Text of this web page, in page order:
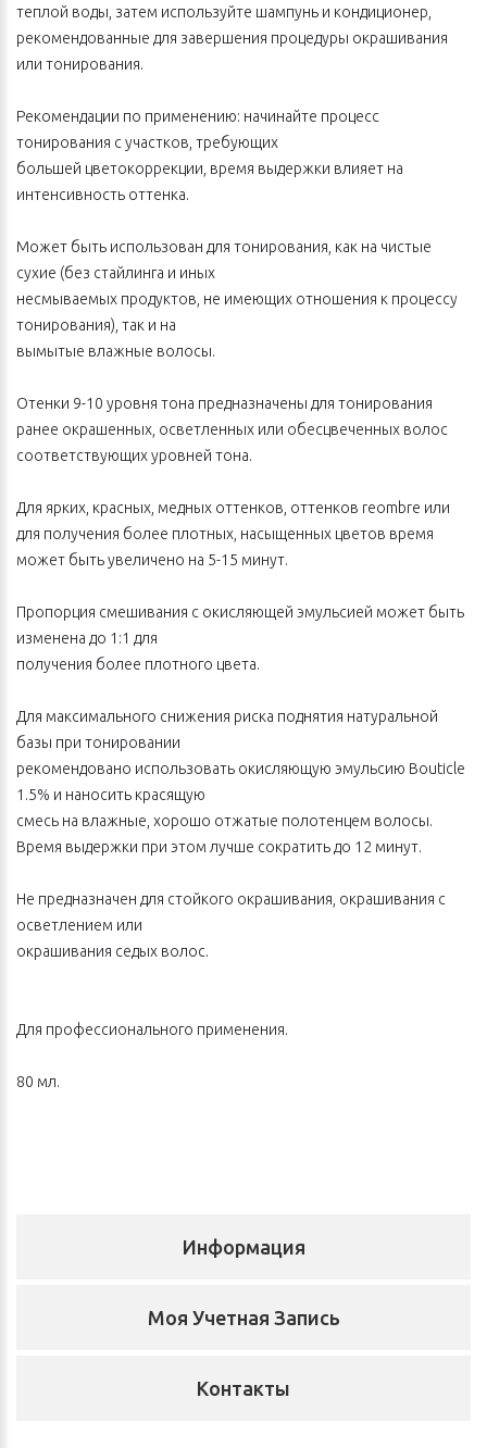
теплой воды, затем используйте шампунь и кондиционер,
рекомендованные для завершения процедуры окрашивания
или тонирования.
Рекомендации по применению: начинайте процесс
тонирования с участков, требующих
большей цветокоррекции, время выдержки влияет на
интенсивность оттенка.
Может быть использован для тонирования, как на чистые
сухие (без стайлинга и иных
несмываемых продуктов, не имеющих отношения к процессу
тонирования), так и на
вымытые влажные волосы.
Отенки 9-10 уровня тона предназначены для тонирования
ранее окрашенных, осветленных или обесцвеченных волос
соответствующих уровней тона.
Для ярких, красных, медных оттенков, оттенков reombre или
для получения более плотных, насыщенных цветов время
может быть увеличено на 5-15 минут.
Пропорция смешивания с окисляющей эмульсией может быть
изменена до 1:1 для
получения более плотного цвета.
Для максимального снижения риска поднятия натуральной
базы при тонировании
рекомендовано использовать окисляющую эмульсию Bouticle
1.5% и наносить красящую
смесь на влажные, хорошо отжатые полотенцем волосы.
Время выдержки при этом лучше сократить до 12 минут.
Не предназначен для стойкого окрашивания, окрашивания с
осветлением или
окрашивания седых волос.
Для профессионального применения.
80 мл.
Информация
Моя Учетная Запись
Контакты